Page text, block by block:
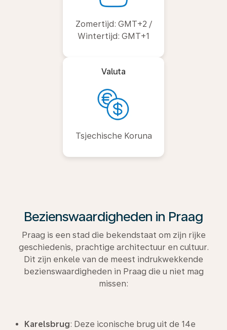
Zomertijd: GMT+2 /
Wintertijd: GMT+1
Valuta
Tsjechische Koruna
Bezienswaardigheden in Praag
Praag is een stad die bekendstaat om zijn rijke
geschiedenis, prachtige architectuur en cultuur.
Dit zijn enkele van de meest indrukwekkende
bezienswaardigheden in Praag die u niet mag
missen:
Karelsbrug: Deze iconische brug uit de 14e